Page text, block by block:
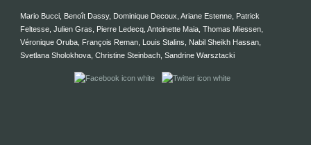
Mario Bucci, Benoît Dassy, Dominique Decoux, Ariane Estenne, Patrick
Feltesse, Julien Gras, Pierre Ledecq, Antoinette Maia, Thomas Miessen,
Véronique Oruba, François Reman, Louis Stalins, Nabil Sheikh Hassan,
Svetlana Sholokhova, Christine Steinbach, Sandrine Warsztacki